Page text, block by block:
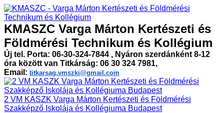
KMASZC Varga Márton Kertészeti és
Földmérési Technikum és Kollégium
Új tel. Porta: 06-30-324-7844 , Nyáron szerdánként 8-12
óra között van Titkárság: 06 30 324 7981,
Email: titkarsag.vmszki@gmail.com
2 VM KASZK Varga Márton Kertészeti és Földmérési
Szakképző Iskolája és Kollégiuma Budapest